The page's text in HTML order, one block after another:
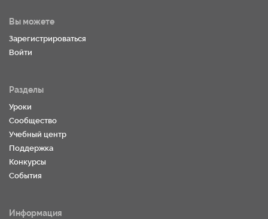
Вы можете
Зарегистрироваться
Войти
Разделы
Уроки
Сообщество
Учебный центр
Поддержка
Конкурсы
События
Информация